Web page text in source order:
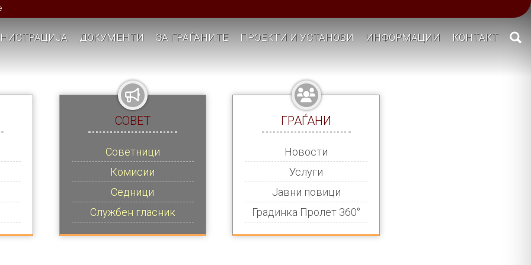
ДОКУМЕНТИ ЗА ГРАЃАНИТЕ ПРОЕКТИ И УСТАНОВИ ИНФОРМАЦИИ КОНТАКТ
СОВЕТ
Советници
Комисии
Седници
Службен гласник
ГРАЃАНИ
Новости
Услуги
Јавни повици
Градинка Пролет 360°